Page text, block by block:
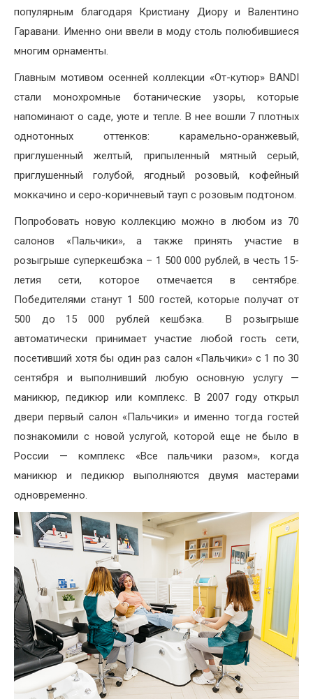
популярным благодаря Кристиану Диору и Валентино
Гаравани. Именно они ввели в моду столь полюбившиеся
многим орнаменты.
Главным мотивом осенней коллекции «От-кутюр» BANDI
стали монохромные ботанические узоры, которые
напоминают о саде, уюте и тепле. В нее вошли 7 плотных
однотонных оттенков: карамельно-оранжевый,
приглушенный желтый, припыленный мятный серый,
приглушенный голубой, ягодный розовый, кофейный
моккачино и серо-коричневый тауп с розовым подтоном.
Попробовать новую коллекцию можно в любом из 70
салонов «Пальчики», а также принять участие в
розыгрыше суперкешбэка – 1 500 000 рублей, в честь 15-
летия сети, которое отмечается в сентябре.
Победителями станут 1 500 гостей, которые получат от
500 до 15 000 рублей кешбэка. В розыгрыше
автоматически принимает участие любой гость сети,
посетивший хотя бы один раз салон «Пальчики» с 1 по 30
сентября и выполнивший любую основную услугу —
маникюр, педикюр или комплекс. В 2007 году открыл
двери первый салон «Пальчики» и именно тогда гостей
познакомили с новой услугой, которой еще не было в
России — комплекс «Все пальчики разом», когда
маникюр и педикюр выполняются двумя мастерами
одновременно.